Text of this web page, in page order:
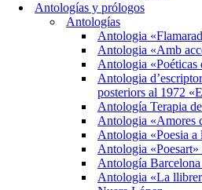
Antologías y prólogos
Antologías
Antologia
Antologia «Amb
Antologia «Poéticas
Antologia
posteriors al 1972
Antología Terapia
Antologia «Amores
Antologia «Poesia a
Antologia «Poesart»
Antología
Antologia «La